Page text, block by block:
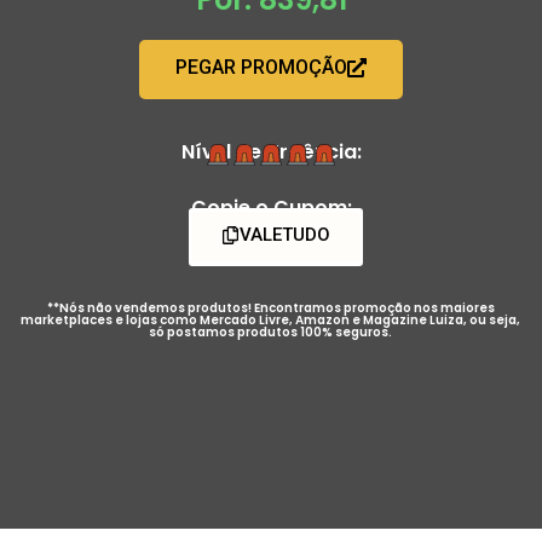
PEGAR PROMOÇÃO
Nível de Urgência:
Copie o Cupom:
VALETUDO
**Nós não vendemos produtos! Encontramos promoção nos maiores
marketplaces e lojas como Mercado Livre, Amazon e Magazine Luiza, ou seja,
só postamos produtos 100% seguros.